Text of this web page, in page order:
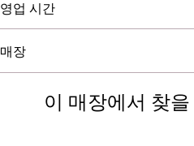
영업 시간
매장
이 매장에서 찾